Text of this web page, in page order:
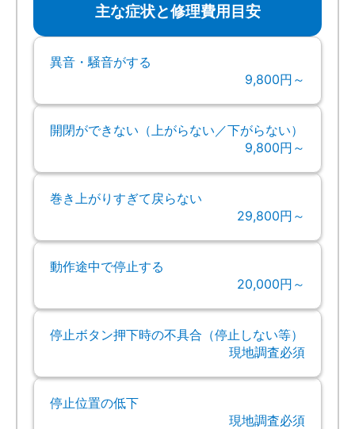
主な症状と修理費用目安
異音・騒音がする
9,800円～
開閉ができない（上がらない／下がらない）
9,800円～
巻き上がりすぎて戻らない
29,800円～
動作途中で停止する
20,000円～
停止ボタン押下時の不具合（停止しない等）
現地調査必須
停止位置の低下
現地調査必須